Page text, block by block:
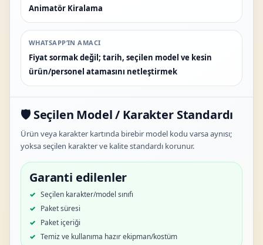
Animatör Kiralama
WHATSAPP’IN AMACI
Fiyat sormak değil; tarih, seçilen model ve kesin
ürün/personel atamasını netleştirmek
🛡️ Seçilen Model / Karakter Standardı
Ürün veya karakter kartında birebir model kodu varsa aynısı;
yoksa seçilen karakter ve kalite standardı korunur.
Garanti edilenler
Seçilen karakter/model sınıfı
Paket süresi
Paket içeriği
Temiz ve kullanıma hazır ekipman/kostüm